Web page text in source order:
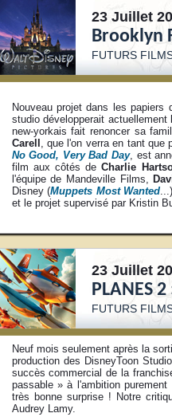
23 Juillet
Brooklyn
FUTURS
Nouveau projet dans les
studio développerait
new-yorkais fait renoncer sa
Carell , que l'on verra en tant que
No Good, Very Bad Day, est
film aux côtés deCharlie
l'équipe de Mandeville Films,
Disney (Muppets Most Wanted
et le projet supervisé par Kristin
23 Juillet
PLANES
FUTURS
Neuf mois seulement après la
production des DisneyToon
succès commercial de la
passable » à l'ambition
très bonne surprise ! Notre
Audrey Lamy.